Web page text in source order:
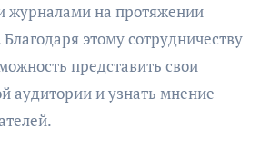
журналами на протяжении
этому сотрудничеству
представить свои
аудитории и узнать мнение